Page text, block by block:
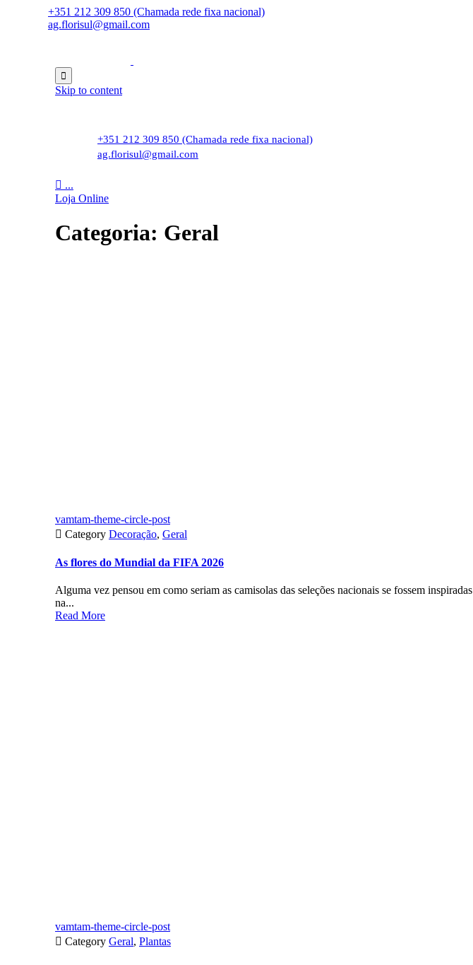
+351 212 309 850 (Chamada rede fixa nacional)
ag.florisul@gmail.com

Skip to content
+351 212 309 850 (Chamada rede fixa nacional)
ag.florisul@gmail.com
 ...
Loja Online
Categoria: Geral
vamtam-theme-circle-post
 Category Decoração, Geral
As flores do Mundial da FIFA 2026
Alguma vez pensou em como seriam as camisolas das seleções nacionais se fossem inspiradas
na...
Read More
vamtam-theme-circle-post
 Category Geral, Plantas